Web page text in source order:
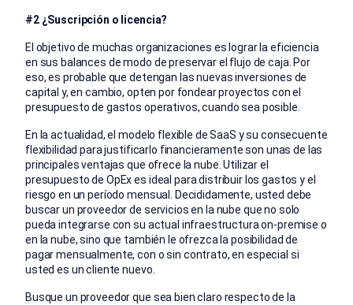
#2 ¿Suscripción o licencia?
El objetivo de muchas organizaciones es lograr la eficiencia
en sus balances de modo de preservar el flujo de caja. Por
eso, es probable que detengan las nuevas inversiones de
capital y, en cambio, opten por fondear proyectos con el
presupuesto de gastos operativos, cuando sea posible.
En la actualidad, el modelo flexible de SaaS y su consecuente
flexibilidad para justificarlo financieramente son unas de las
principales ventajas que ofrece la nube. Utilizar el
presupuesto de OpEx es ideal para distribuir los gastos y el
riesgo en un período mensual. Decididamente, usted debe
buscar un proveedor de servicios en la nube que no solo
pueda integrarse con su actual infraestructura on-premise o
en la nube, sino que también le ofrezca la posibilidad de
pagar mensualmente, con o sin contrato, en especial si
usted es un cliente nuevo.
Busque un proveedor que sea bien claro respecto de la